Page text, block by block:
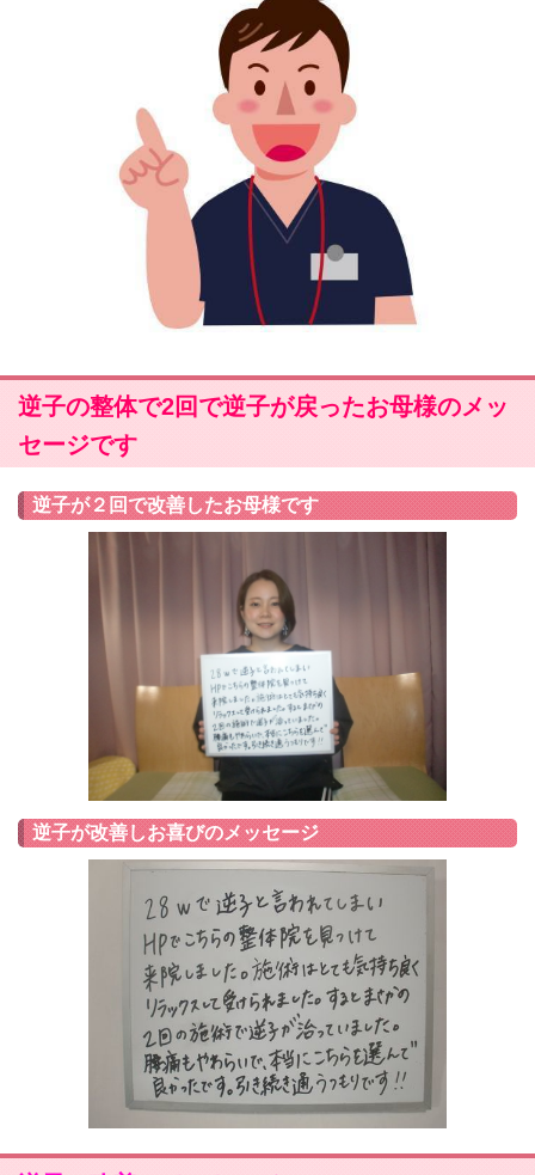
逆子の整体で2回で逆子が戻ったお母様のメッ
セージです
逆子が２回で改善したお母様です
逆子が改善しお喜びのメッセージ